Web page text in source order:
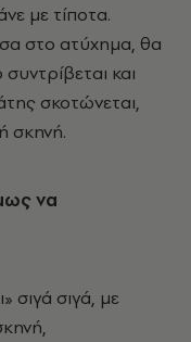
με τίποτα.
στο ατύχημα, θα
και
σκοτώνεται,
σκηνή.
να
σιγά σιγά, με